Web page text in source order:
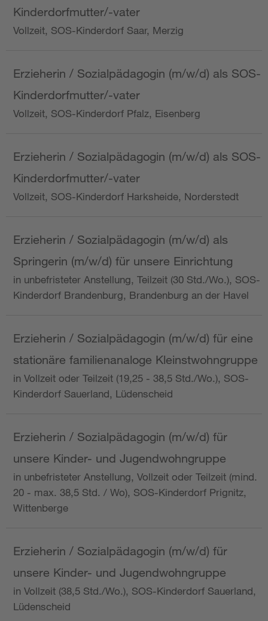
Kinderdorfmutter/-vater
Vollzeit, SOS-Kinderdorf Saar, Merzig
Erzieherin / Sozialpädagogin (m/w/d) als SOS-
Kinderdorfmutter/-vater
Vollzeit, SOS-Kinderdorf Pfalz, Eisenberg
Erzieherin / Sozialpädagogin (m/w/d) als SOS-
Kinderdorfmutter/-vater
Vollzeit, SOS-Kinderdorf Harksheide, Norderstedt
Erzieherin / Sozialpädagogin (m/w/d) als
Springerin (m/w/d) für unsere Einrichtung
in unbefristeter Anstellung, Teilzeit (30 Std./Wo.), SOS-
Kinderdorf Brandenburg, Brandenburg an der Havel
Erzieherin / Sozialpädagogin (m/w/d) für eine
stationäre familienanaloge Kleinstwohngruppe
in Vollzeit oder Teilzeit (19,25 - 38,5 Std./Wo.), SOS-
Kinderdorf Sauerland, Lüdenscheid
Erzieherin / Sozialpädagogin (m/w/d) für
unsere Kinder- und Jugendwohngruppe
in unbefristeter Anstellung, Vollzeit oder Teilzeit (mind.
20 - max. 38,5 Std. / Wo), SOS-Kinderdorf Prignitz,
Wittenberge
Erzieherin / Sozialpädagogin (m/w/d) für
unsere Kinder- und Jugendwohngruppe
in Vollzeit (38,5 Std./Wo.), SOS-Kinderdorf Sauerland,
Lüdenscheid